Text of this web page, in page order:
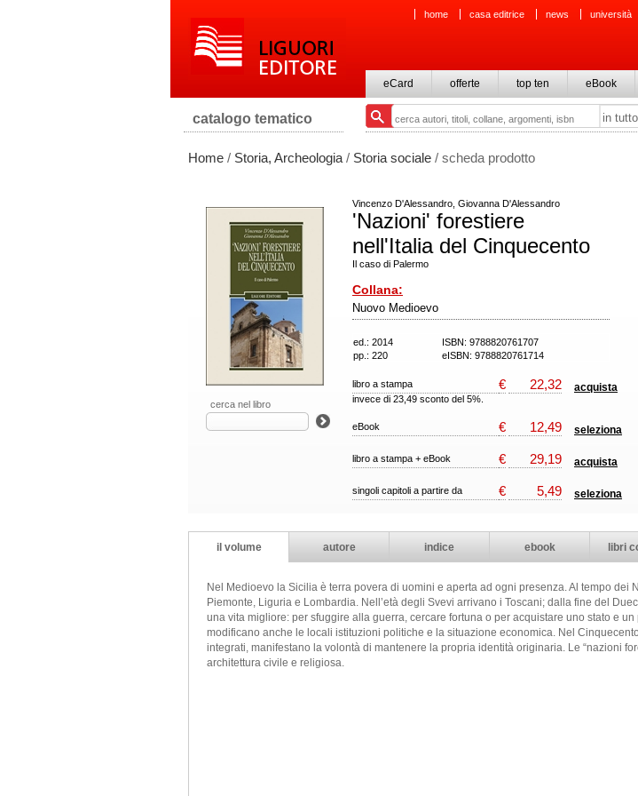
home casa editrice news università
eCard offerte top ten eBook
catalogo tematico
Home / Storia, Archeologia / Storia sociale / scheda prodotto
cerca nel libro
Vincenzo D'Alessandro, Giovanna D'Alessandro
'Nazioni' forestiere
nell'Italia del Cinquecento
Il caso di Palermo
Collana:
Nuovo Medioevo
ed.: 2014
ISBN: 9788820761707
pp.: 220
eISBN: 9788820761714
libro a stampa € 22,32 acquista
invece di 23,49 sconto del 5%.
eBook € 12,49 seleziona
libro a stampa + eBook € 29,19 acquista
singoli capitoli a partire da € 5,49 seleziona
il volume autore indice ebook libri
Nel Medioevo la Sicilia è terra povera di uomini e aperta ad ogni presenza. Al tempo dei
Piemonte, Liguria e Lombardia. Nell’età degli Svevi arrivano i Toscani; dalla fine del
una vita migliore: per sfuggire alla guerra, cercare fortuna o per acquistare uno stato e
modificano anche le locali istituzioni politiche e la situazione economica. Nel
integrati, manifestano la volontà di mantenere la propria identità originaria. Le “nazioni
architettura civile e religiosa.